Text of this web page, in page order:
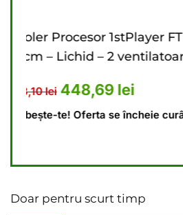
– wh –
aRGB
lei.
este: 448,69 lei.
Cooler Procesor
FAST aRGB – 12
706,76 lei Prețul
472,18
Doar pentru scurt timp